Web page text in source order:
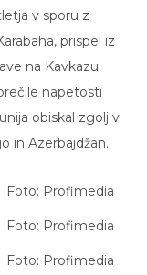
v sporu z
prispel iz
na Kavkazu
napetosti
obiskal zgolj v
in Azerbajdžan.
Foto: Profimedia
Foto: Profimedia
Foto: Profimedia